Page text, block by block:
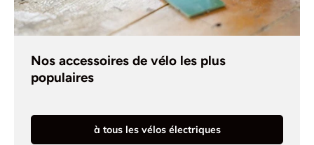
Nos accessoires de vélo les plus
populaires
à tous les vélos électriques